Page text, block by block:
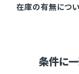
在庫の有無につ
条件に